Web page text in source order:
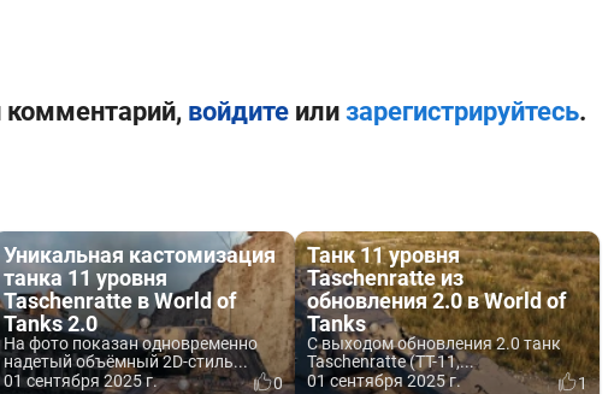
комментарий, войдитеили зарегистрируйтесь.
Уникальная кастомизация
танка 11 уровня
Taschenratte в World of
Tanks 2.0
На фото показан одновременно
надетый объёмный 2D-стиль...
01 сентября 2025 г.
0
Танк 11 уровня
Taschenratte из
обновления 2.0 в World of
Tanks
С выходом обновления 2.0 танк
Taschenratte (ТТ-11,...
01 сентября 2025 г.
1